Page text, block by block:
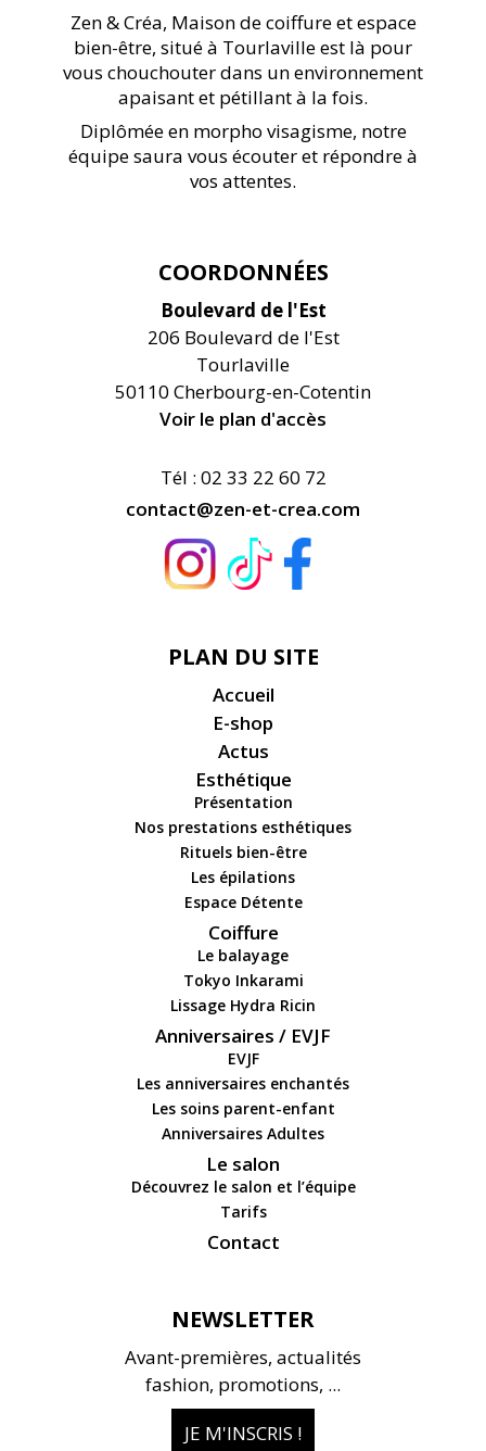
Zen & Créa, Maison de coiffure et espace
bien-être, situé à Tourlaville est là pour
vous chouchouter dans un environnement
apaisant et pétillant à la fois.
Diplômée en morpho visagisme, notre
équipe saura vous écouter et répondre à
vos attentes.
COORDONNÉES
Boulevard de l'Est
206 Boulevard de l'Est
Tourlaville
50110 Cherbourg-en-Cotentin
Voir le plan d'accès
Tél : 02 33 22 60 72
contact@zen-et-crea.com
PLAN DU SITE
Accueil
E-shop
Actus
Esthétique
Présentation
Nos prestations esthétiques
Rituels bien-être
Les épilations
Espace Détente
Coiffure
Le balayage
Tokyo Inkarami
Lissage Hydra Ricin
Anniversaires / EVJF
EVJF
Les anniversaires enchantés
Les soins parent-enfant
Anniversaires Adultes
Le salon
Découvrez le salon et l’équipe
Tarifs
Contact
NEWSLETTER
Avant-premières, actualités
fashion, promotions, ...
JE M'INSCRIS !